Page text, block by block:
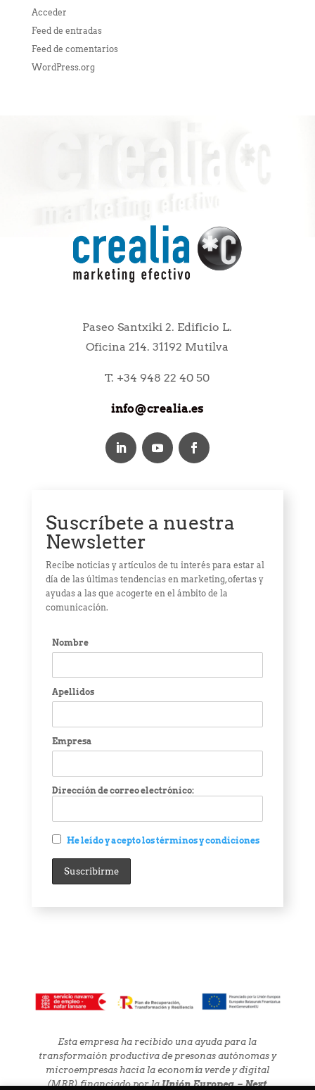
Acceder
Feed de entradas
Feed de comentarios
WordPress.org
Paseo Santxiki 2. Edificio L.
Oficina 214. 31192 Mutilva
T. +34 948 22 40 50
info@crealia.es
Suscríbete a nuestra
Newsletter
Recibe noticias y artículos de tu interés para estar al
día de las últimas tendencias en marketing, ofertas y
ayudas a las que acogerte en el ámbito de la
comunicación.
Nombre
Apellidos
Empresa
Dirección de correo electrónico:
He leído y acepto los términos y condiciones
Esta empresa ha recibido una ayuda para la
transformaión productiva de presonas autónomas y
microempresas hacia la economía verde y digital
(MRR) financiado por laUnión Europea – Next